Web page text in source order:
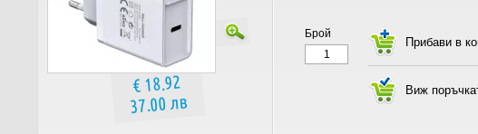
€ 18.92
37.00 лв
Брой